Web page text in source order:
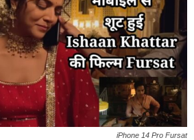
iPhone 14 Pro Fursat